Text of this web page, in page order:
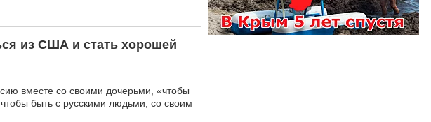
из США и стать хорошей
вместе со своими дочерьми, «чтобы
быть с русскими людьми, со своим